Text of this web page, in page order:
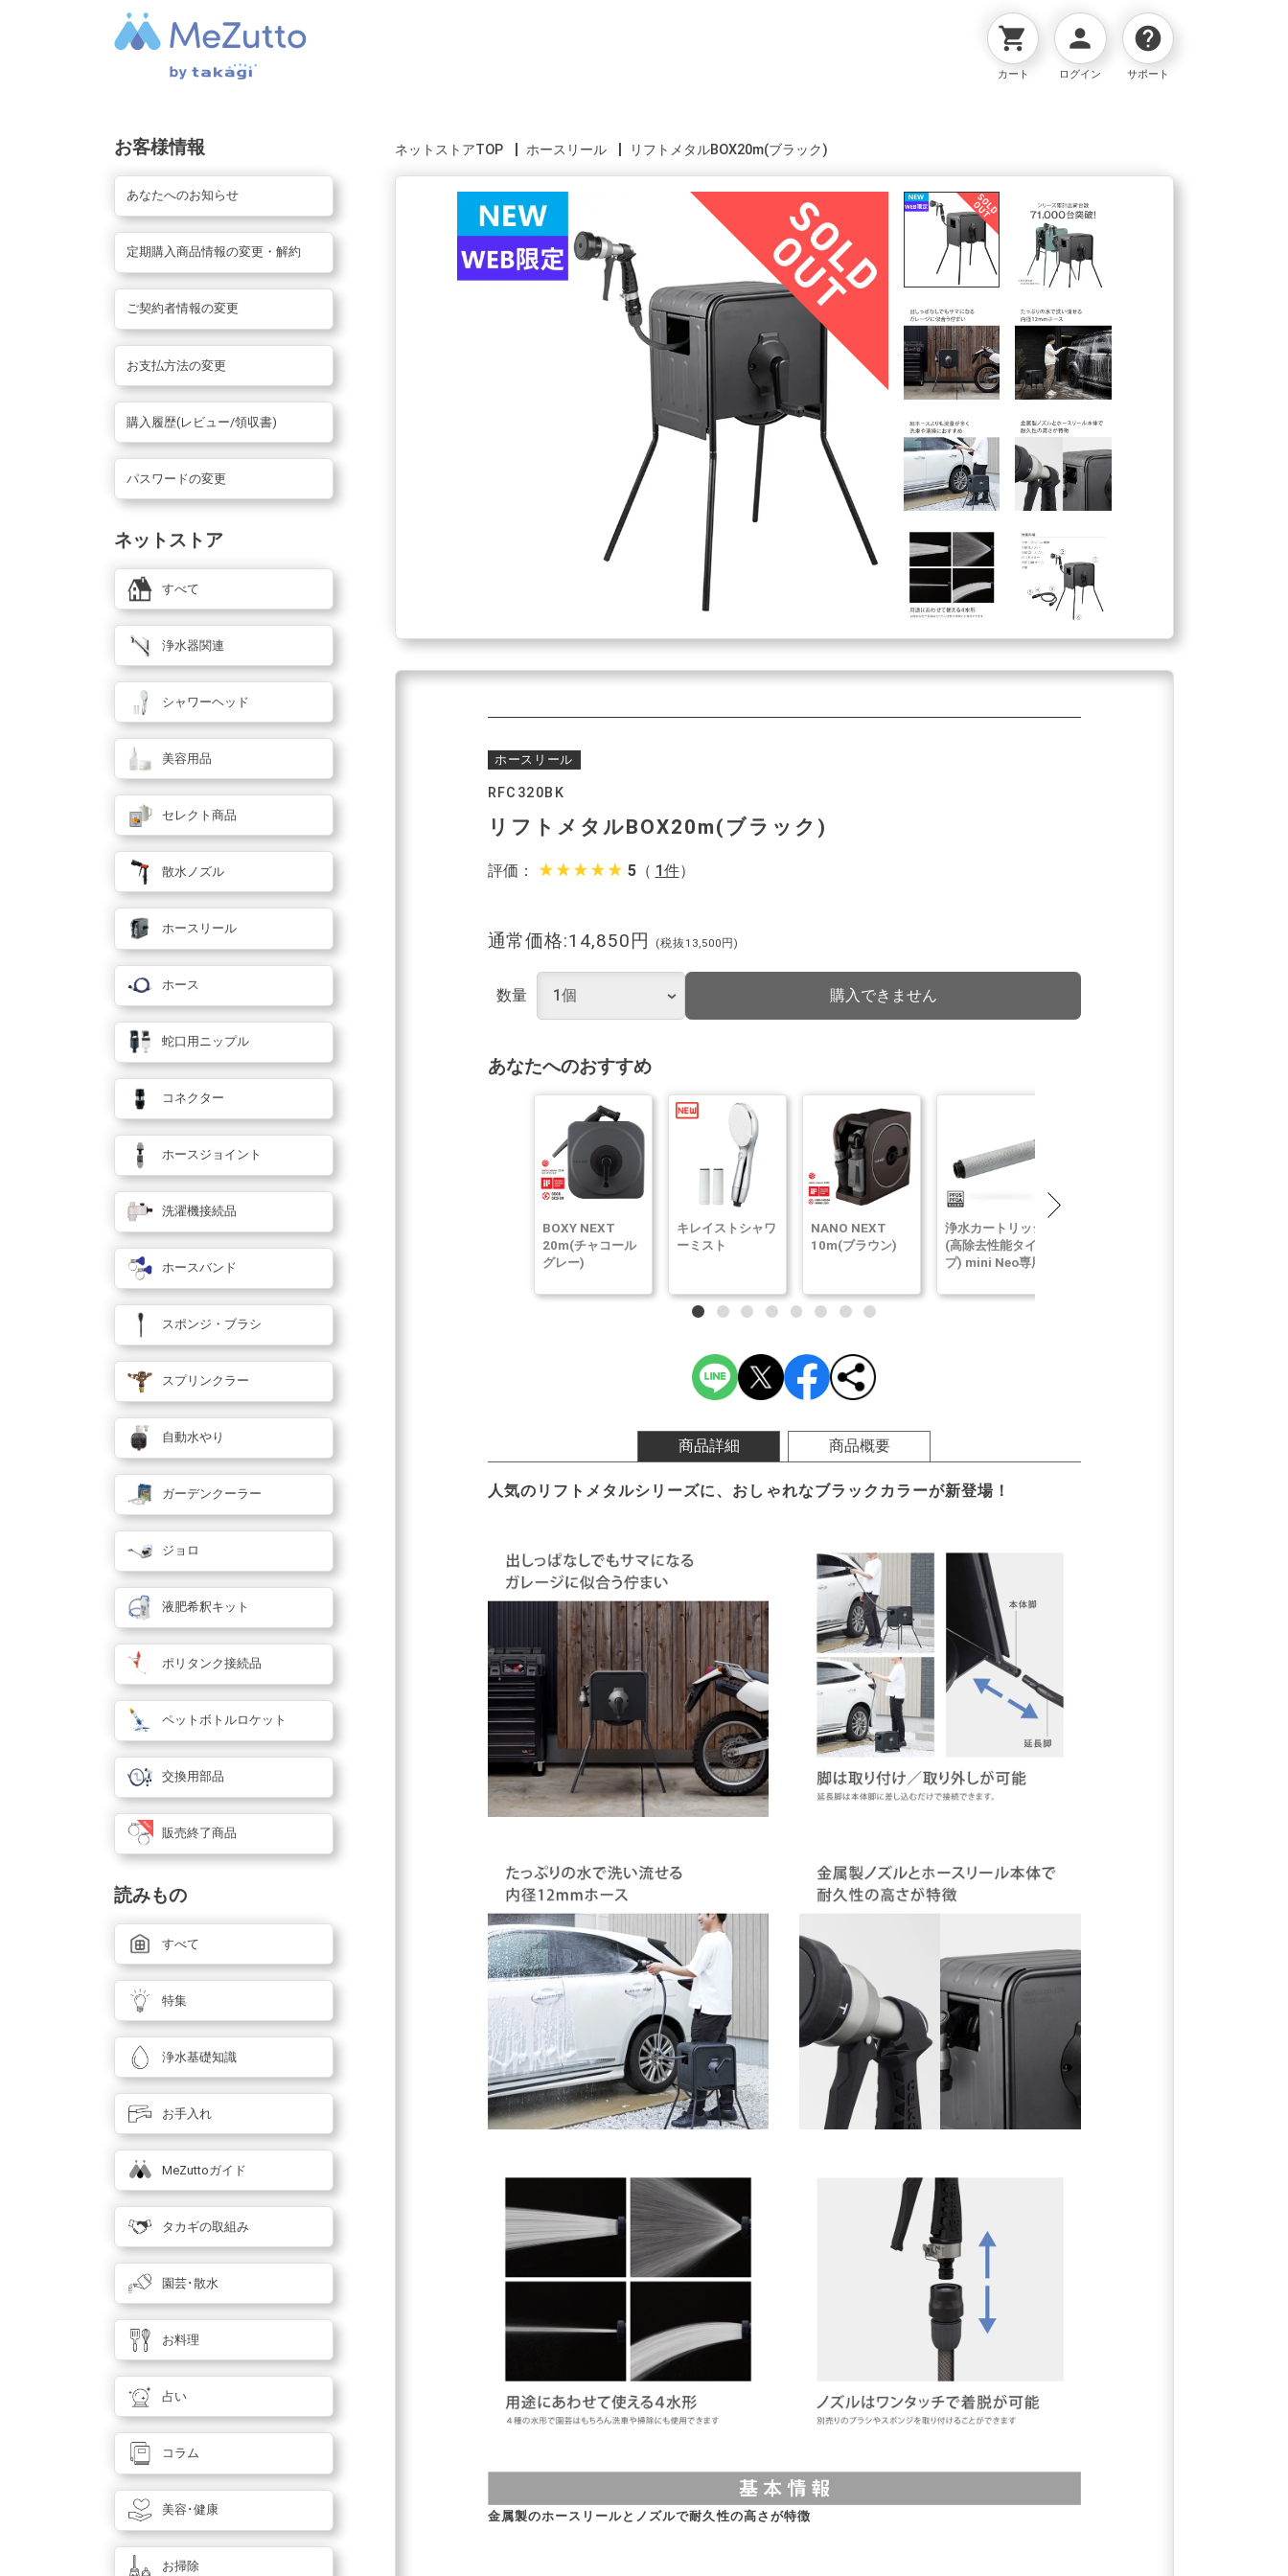
shopping_cart
カート
person
ログイン
help
サポート
ネットストアTOP ホースリール リフトメタルBOX20m(ブラック)
ホースリール
RFC320BK
リフトメタルBOX20m(ブラック)
評価： star_rate star_rate star_rate star_rate star_rate 5（ 1件）
通常価格:14,850円 (税抜13,500円)
数量 購入できません
あなたへのおすすめ
BOXY NEXT
20m(チャコール
グレー)
キレイストシャワ
ーミスト
NANO NEXT
10m(ブラウン)
浄水カートリッジ
(高除去性能タイ
プ) mini Neo専用
商品詳細 商品概要
人気のリフトメタルシリーズに、おしゃれなブラックカラーが新登場！
金属製のホースリールとノズルで耐久性の高さが特徴
お客様情報
あなたへのお知らせ
定期購入商品情報の変更・解約
ご契約者情報の変更
お支払方法の変更
購入履歴(レビュー/領収書)
パスワードの変更
ネットストア
すべて
浄水器関連
シャワーヘッド
美容用品
セレクト商品
散水ノズル
ホースリール
ホース
蛇口用ニップル
コネクター
ホースジョイント
洗濯機接続品
ホースバンド
スポンジ・ブラシ
スプリンクラー
自動水やり
ガーデンクーラー
ジョロ
液肥希釈キット
ポリタンク接続品
ペットボトルロケット
交換用部品
販売終了商品
読みもの
すべて
特集
浄水基礎知識
お手入れ
MeZuttoガイド
タカギの取組み
園芸･散水
お料理
占い
コラム
美容･健康
お掃除